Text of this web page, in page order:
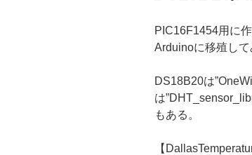
PIC16F1454用に
Arduinoに移殖して
DS18B20は
は
もある。
【